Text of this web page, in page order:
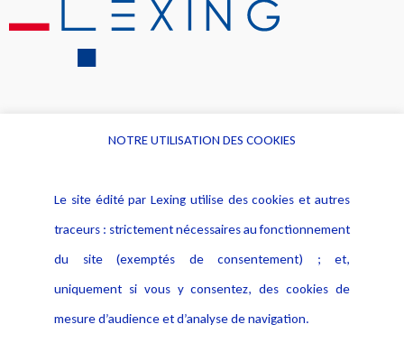
Alerte professionnelle
Déclaration d'accessibilité
Notice Légale
Politique de protection des
données
Publications
NOTRE UTILISATION DES COOKIES
Le site édité par Lexing utilise des cookies et autres
traceurs : strictement nécessaires au fonctionnement
du site (exemptés de consentement) ; et,
uniquement si vous y consentez, des cookies de
mesure d’audience et d’analyse de navigation.